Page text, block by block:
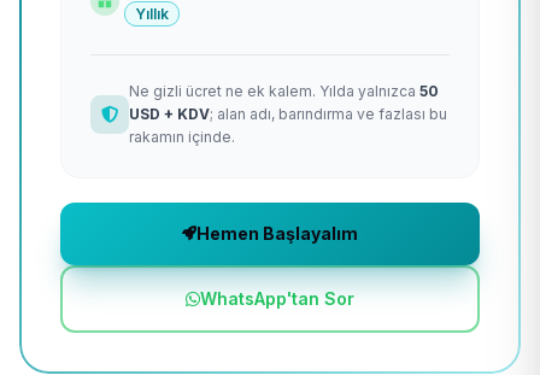
Yıllık
Ne gizli ücret ne ek kalem. Yılda yalnızca 50
USD + KDV; alan adı, barındırma ve fazlası bu
rakamın içinde.
Hemen Başlayalım
WhatsApp'tan Sor